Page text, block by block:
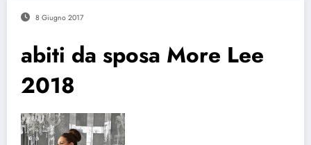
8 Giugno 2017
abiti da sposa More Lee
2018